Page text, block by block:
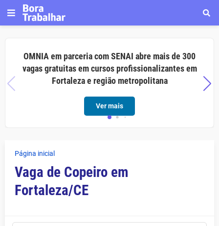
OMNIA em parceria com SENAI abre mais de 300
vagas gratuitas em cursos profissionalizantes em
Fortaleza e região metropolitana
Ver mais
Página inicial
Vaga de Copeiro em
Fortaleza/CE